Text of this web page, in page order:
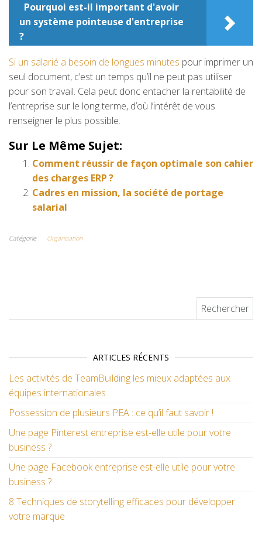
Pourquoi est-il important d'avoir
un système pointeuse d'entreprise
?
Si un salarié a besoin de longues minutes pour imprimer un
seul document, c’est un temps qu’il ne peut pas utiliser
pour son travail. Cela peut donc entacher la rentabilité de
l’entreprise sur le long terme, d’où l’intérêt de vous
renseigner le plus possible.
Sur Le Même Sujet:
Comment réussir de façon optimale son cahier
des charges ERP ?
Cadres en mission, la société de portage
salarial
Catégorie Organisation
ARTICLES RÉCENTS
Les activités de TeamBuilding les mieux adaptées aux
équipes internationales
Possession de plusieurs PEA : ce qu’il faut savoir !
Une page Pinterest entreprise est-elle utile pour votre
business ?
Une page Facebook entreprise est-elle utile pour votre
business ?
8 Techniques de storytelling efficaces pour développer
votre marque